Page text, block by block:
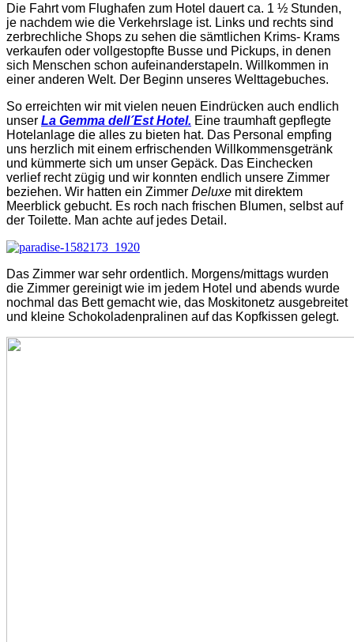
Die Fahrt vom Flughafen zum Hotel dauert ca. 1 ½ Stunden,
je nachdem wie die Verkehrslage ist. Links und rechts sind
zerbrechliche Shops zu sehen die sämtlichen Krims- Krams
verkaufen oder vollgestopfte Busse und Pickups, in denen
sich Menschen schon aufeinanderstapeln. Willkommen in
einer anderen Welt. Der Beginn unseres Welttagebuches.
So erreichten wir mit vielen neuen Eindrücken auch endlich
unser La Gemma dell´Est Hotel. Eine traumhaft gepflegte
Hotelanlage die alles zu bieten hat. Das Personal empfing
uns herzlich mit einem erfrischenden Willkommensgetränk
und kümmerte sich um unser Gepäck. Das Einchecken
verlief recht zügig und wir konnten endlich unsere Zimmer
beziehen. Wir hatten ein Zimmer Deluxe mit direktem
Meerblick gebucht. Es roch nach frischen Blumen, selbst auf
der Toilette. Man achte auf jedes Detail.
Das Zimmer war sehr ordentlich. Morgens/mittags wurden
die Zimmer gereinigt wie im jedem Hotel und abends wurde
nochmal das Bett gemacht wie, das Moskitonetz ausgebreitet
und kleine Schokoladenpralinen auf das Kopfkissen gelegt.